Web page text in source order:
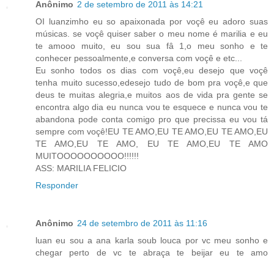
Anônimo 2 de setembro de 2011 às 14:21
OI luanzimho eu so apaixonada por voçê eu adoro suas
músicas. se voçê quiser saber o meu nome é marilia e eu
te amooo muito, eu sou sua fâ 1,o meu sonho e te
conhecer pessoalmente,e conversa com voçê e etc...
Eu sonho todos os dias com voçê,eu desejo que voçê
tenha muito sucesso,edesejo tudo de bom pra voçê,e que
deus te muitas alegria,e muitos aos de vida pra gente se
encontra algo dia eu nunca vou te esquece e nunca vou te
abandona pode conta comigo pro que precissa eu vou tá
sempre com voçê!EU TE AMO,EU TE AMO,EU TE AMO,EU
TE AMO,EU TE AMO, EU TE AMO,EU TE AMO
MUITOOOOOOOOOO!!!!!!
ASS: MARILIA FELICIO
Responder
Anônimo 24 de setembro de 2011 às 11:16
luan eu sou a ana karla soub louca por vc meu sonho e
chegar perto de vc te abraça te beijar eu te amo